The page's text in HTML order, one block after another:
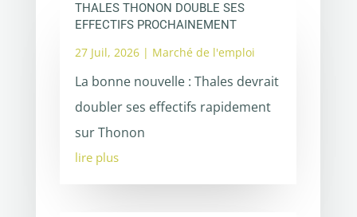
THALES THONON DOUBLE SES
EFFECTIFS PROCHAINEMENT
27 Juil, 2026| Marché de l'emploi
La bonne nouvelle : Thales devrait
doubler ses effectifs rapidement
sur Thonon
lire plus